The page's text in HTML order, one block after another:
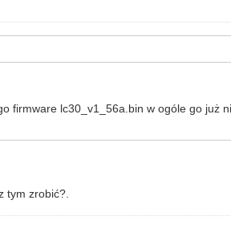
firmware lc30_v1_56a.bin w ogóle go już
tym zrobić?.